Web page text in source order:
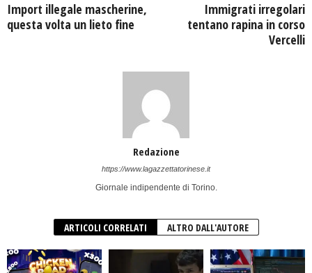
Import illegale mascherine,
questa volta un lieto fine
Immigrati irregolari
tentano rapina in corso
Vercelli
Redazione
https://www.lagazzettatorinese.it
Giornale indipendente di Torino.
ARTICOLI CORRELATI ALTRO DALL'AUTORE